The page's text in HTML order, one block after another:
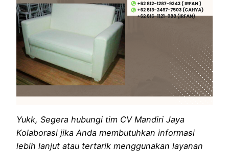
Yukk, Segera hubungi tim CV Mandiri Jaya
Kolaborasi jika Anda membutuhkan informasi
lebih lanjut atau tertarik menggunakan layanan